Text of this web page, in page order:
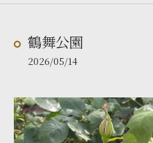
鶴舞公園
2026/05/14